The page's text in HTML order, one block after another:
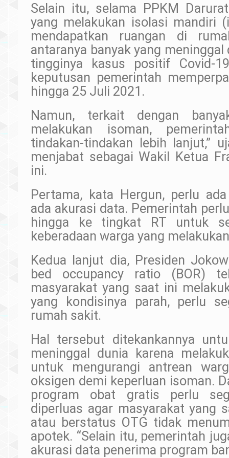
Selain itu, selama PPKM
yang melakukan isolasi mandiri
mendapatkan ruangan di
antaranya banyak yang meninggal
tingginya kasus positif Covid-
keputusan pemerintah
hingga 25 Juli 2021.
Namun, terkait dengan
melakukan isoman,
tindakan-tindakan lebih lanjut,”
menjabat sebagai Wakil Ketua
ini.
Pertama, kata Hergun, perlu
ada akurasi data. Pemerintah
hingga ke tingkat RT untuk
keberadaan warga yang
Kedua lanjut dia, Presiden
bed occupancy ratio (BOR)
masyarakat yang saat ini
yang kondisinya parah, perlu
rumah sakit.
Hal tersebut ditekankannya
meninggal dunia karena
untuk mengurangi antrean
oksigen demi keperluan isoman.
program obat gratis perlu
diperluas agar masyarakat yang
atau berstatus OTG tidak
apotek. “Selain itu, pemerintah
akurasi data penerima program